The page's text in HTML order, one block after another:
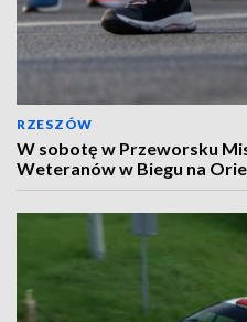
RZESZÓW
W sobotę w Przeworsku
Weteranów w Biegu na